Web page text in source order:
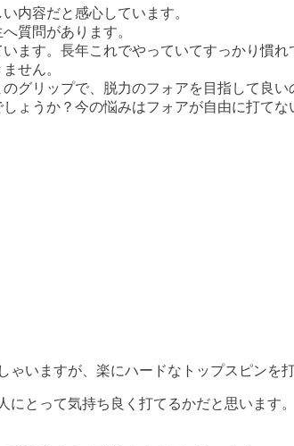
内容だと感心しています。
質問があります。
ます。長年これでやっていてすっかり慣れ
せん。
グリップで、脱力のフォアを目指して良い
ょうか？今の悩みはフォアが自由に打てな
いますが、楽にハードなトップスピンを打
とって気持ち良く打てるかだと思います。